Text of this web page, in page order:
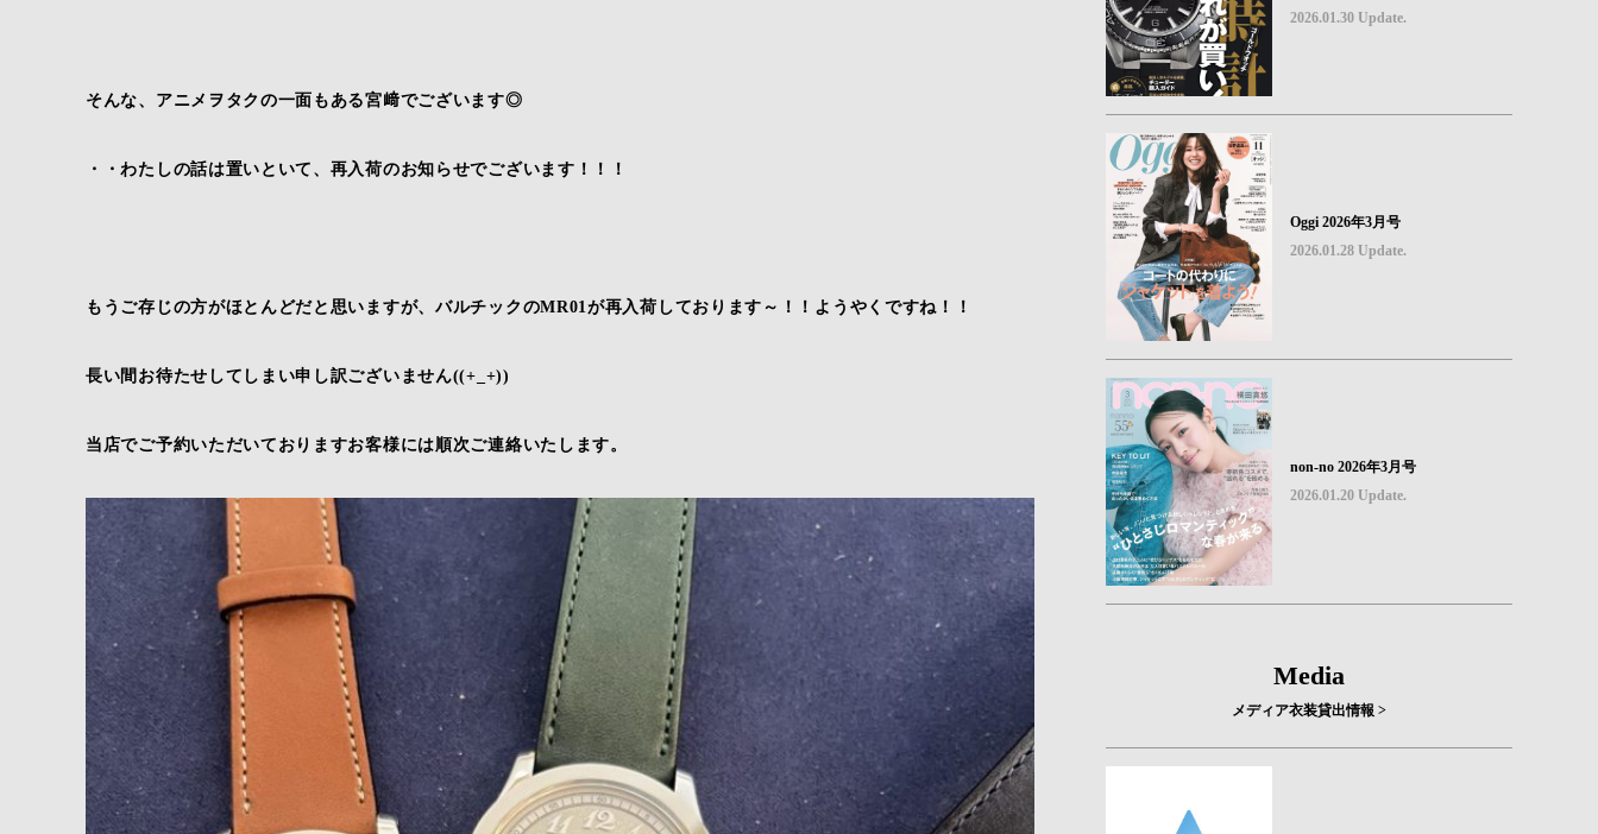
そんな、アニメヲタクの一面もある宮﨑でございます◎
・・わたしの話は置いといて、再入荷のお知らせでございます！！！
もうご存じの方がほとんどだと思いますが、バルチックのMR01が再入荷しております～！！ようやくですね！！
長い間お待たせしてしまい申し訳ございません((+_+))
当店でご予約いただいておりますお客様には順次ご連絡いたします。
2026.01.30 Update.
Oggi 2026年3月号
2026.01.28 Update.
non-no 2026年3月号
2026.01.20 Update.
Media
メディア衣装貸出情報 >